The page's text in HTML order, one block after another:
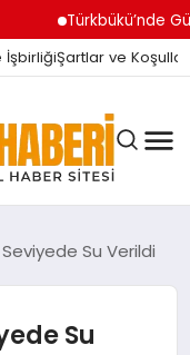
Türkbükü’nde
İşbirliğiŞartlar ve Koşullar
Su Verildi
Su